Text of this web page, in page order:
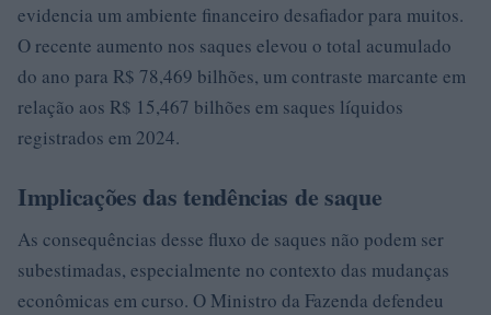
evidencia um ambiente financeiro desafiador para muitos.
O recente aumento nos saques elevou o total acumulado
do ano para R$ 78,469 bilhões, um contraste marcante em
relação aos R$ 15,467 bilhões em saques líquidos
registrados em 2024.
Implicações das tendências de saque
As consequências desse fluxo de saques não podem ser
subestimadas, especialmente no contexto das mudanças
econômicas em curso. O Ministro da Fazenda defendeu